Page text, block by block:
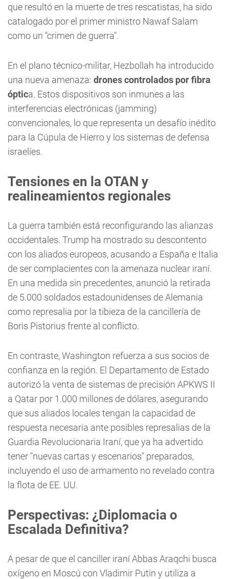
que resultó en la muerte de tres rescatistas, ha sido
catalogado por el primer ministro Nawaf Salam
como un "crimen de guerra".
En el plano técnico-militar, Hezbollah ha introducido
una nueva amenaza: drones controlados por fibra
óptica. Estos dispositivos son inmunes a las
interferencias electrónicas (jamming)
convencionales, lo que representa un desafío inédito
para la Cúpula de Hierro y los sistemas de defensa
israelíes.
Tensiones en la OTAN y
realineamientos regionales
La guerra también está reconfigurando las alianzas
occidentales. Trump ha mostrado su descontento
con los aliados europeos, acusando a España e Italia
de ser complacientes con la amenaza nuclear iraní.
En una medida sin precedentes, anunció la retirada
de 5.000 soldados estadounidenses de Alemania
como represalia por la tibieza de la cancillería de
Boris Pistorius frente al conflicto.
En contraste, Washington refuerza a sus socios de
confianza en la región. El Departamento de Estado
autorizó la venta de sistemas de precisión APKWS II
a Qatar por 1.000 millones de dólares, asegurando
que sus aliados locales tengan la capacidad de
respuesta necesaria ante posibles represalias de la
Guardia Revolucionaria Iraní, que ya ha advertido
tener "nuevas cartas y escenarios" preparados,
incluyendo el uso de armamento no revelado contra
la flota de EE. UU.
Perspectivas: ¿Diplomacia o
Escalada Definitiva?
A pesar de que el canciller iraní Abbas Araqchi busca
oxígeno en Moscú con Vladimir Putin y utiliza a